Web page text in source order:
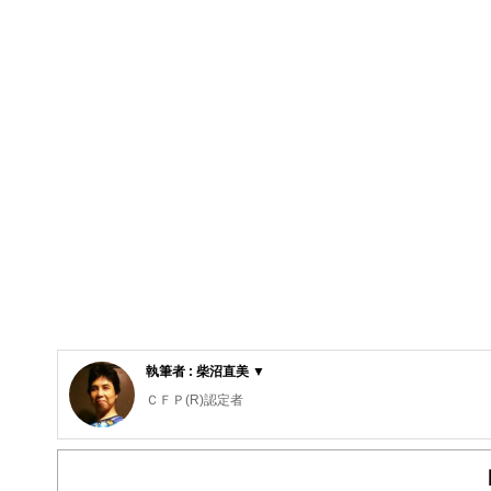
執筆者 : 柴沼直美 ▼
ＣＦＰ(R)認定者
大学を卒業後、保険営業に従事したのち渡米。MBAを修
数。現在は、FP業務と教育機関での講師業を行う。2017